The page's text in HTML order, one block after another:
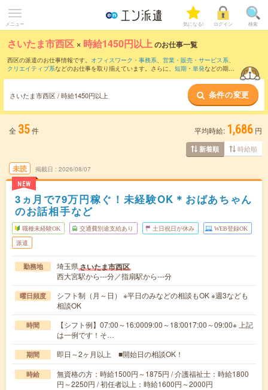
メニュー 気になる! ログイン 検索
さいたま市西区 × 時給1450円以上のお仕事一覧
西区の派遣のお仕事情報です。 オフィスワーク・事務系、 営業・販売・サービス系、
クリエイティブ系などのお仕事を取り揃えています。さらに、 短期 ・ 単発などの期間
さいたま市西区 / 時給1450円以上 条件の変更
全 35件 平均時給: 1,686 円
新着順 時給順
未読
NEW
掲載日 2026/08/07
3ヵ月で79万円稼ぐ！未経験OK＊おばあちゃん
のお話相手など
職種未経験OK 交通費別途支給あり 土日祝日が休み WEB登録OK
派遣
勤務地 埼玉県さいたま市西区
西大宮駅から---分／指扇駅から---分
曜日頻度
シフト制（月～日） ※平日のみなどの相談もOK ※週3なども
相談OK
時間
【シフト例】07:00～16:0009:00～18:0017:00～09:00※ 上記
は一例です！そ…
期間 即日～2ヶ月以上 ■開始日の相談OK！
時給
無資格の方：時給1500円～1875円 / 介護福祉士：時給1800
円～2250円 / 初任者以上：時給1600円～2000円